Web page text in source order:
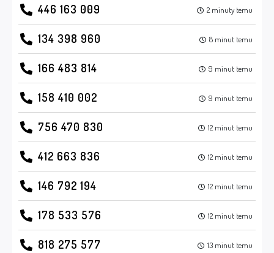
446 163 009 2 minuty temu
134 398 960 8 minut temu
166 483 814 9 minut temu
158 410 002 9 minut temu
756 470 830 12 minut temu
412 663 836 12 minut temu
146 792 194 12 minut temu
178 533 576 12 minut temu
818 275 577 13 minut temu